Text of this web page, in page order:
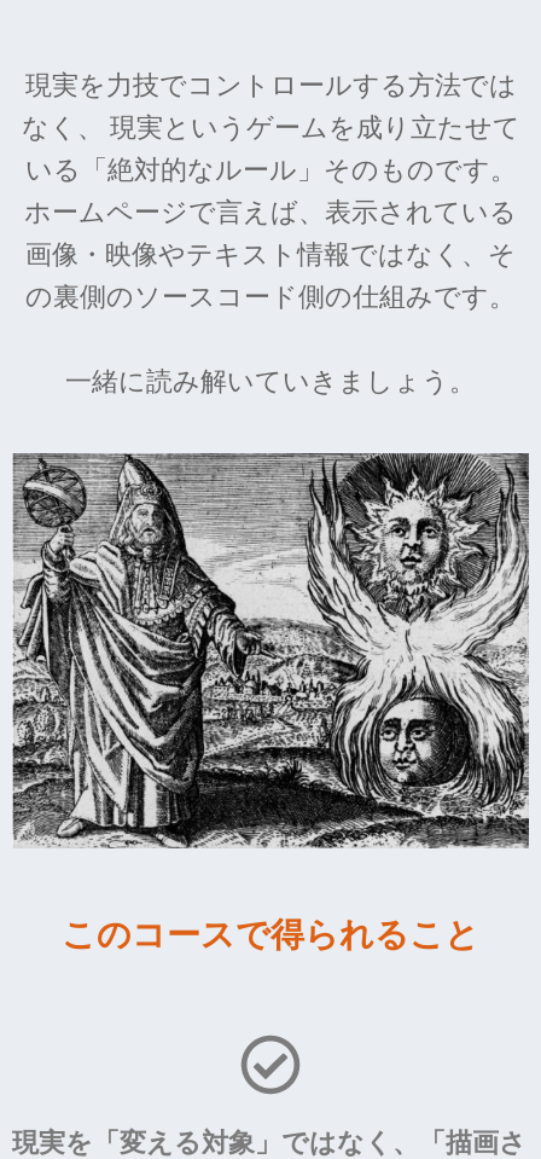
現実を力技でコントロールする方法では
なく、 現実というゲームを成り立たせて
いる「絶対的なルール」そのものです。
ホームページで言えば、表示されている
画像・映像やテキスト情報ではなく、そ
の裏側のソースコード側の仕組みです。
一緒に読み解いていきましょう。
このコースで得られること
現実を「変える対象」ではなく、「描画さ